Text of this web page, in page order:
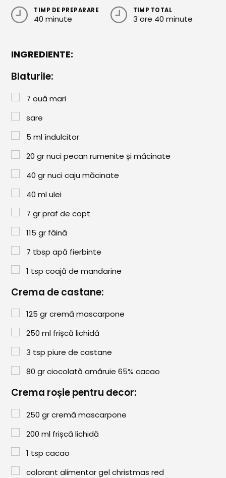
Sosuri și Condimente
Pâine
Paste & Risotto
Patiserie
Aluaturi Dulci
Aluaturi Sărate
Pizza
Rețete cu Carne
Rețete Vegetariene
Salate
Sandwichuri și Wraps
Supe și Ciorbe
iCooking
Adaugă o rețetă
Cum adăugăm o rețetă
Regulament de postare
CONCURS
TIMP DE PREPARARE
40 minute
TIMP TOTAL
3 ore 40 minute
INGREDIENTE:
Blaturile:
7 ouă mari
sare
5 ml îndulcitor
20 gr nuci pecan rumenite și măcinate
40 gr nuci caju măcinate
40 ml ulei
7 gr praf de copt
115 gr făină
7 tbsp apă fierbinte
1 tsp coajă de mandarine
Crema de castane:
125 gr cremă mascarpone
250 ml frișcă lichidă
3 tsp piure de castane
80 gr ciocolată amăruie 65% cacao
Crema roșie pentru decor:
250 gr cremă mascarpone
200 ml frișcă lichidă
1 tsp cacao
colorant alimentar gel christmas red